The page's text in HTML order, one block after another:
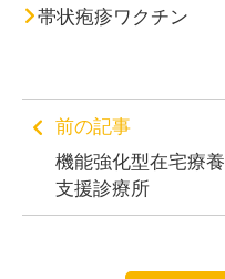
帯状疱疹ワクチン
前の記事
機能強化型在宅療養
支援診療所